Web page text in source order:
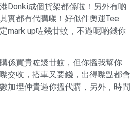
Donki成個貨架都係啦！另外有啲
實都有代購㗎！好似件奧運Tee
mark up咗幾廿蚊，不過呢啲錢你
係買貴咗幾廿蚊，但你搵我幫你
交收，搭車又要錢，出得嚟點都會
加埋仲貴過你搵代購，另外，時間